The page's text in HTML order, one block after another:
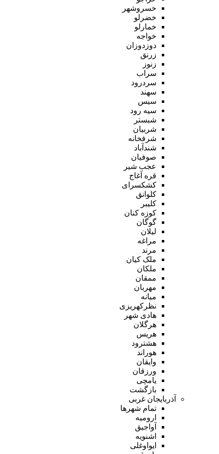
خسروشهر
خضرلو
خمارلو
خواجه
دوزدوزان
زرنق
زنوز
سراب
سردرود
سهند
سیس
سیه رود
شبستر
شربیان
شرفخانه
شندآباد
صوفیان
عجب شیر
قره آغاج
کشکسرای
کلوانق
کلیبر
کوزه کنان
گوگان
لیلان
مراغه
مرند
ملک کیان
ملکان
ممقان
مهربان
میانه
نظرکهریزی
هادی شهر
هرگلان
هریس
هشترود
هوراند
وایقان
ورزقان
یامچی
بازگشت
آذربایجان غربی
تمام شهر‌ها
ارومیه
آواجیق
اشنویه
ایواوغلی